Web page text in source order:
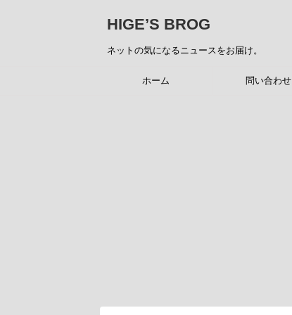
HIGE’S BROG
ネットの気になるニュースをお届け。
ホーム 問い合わせ